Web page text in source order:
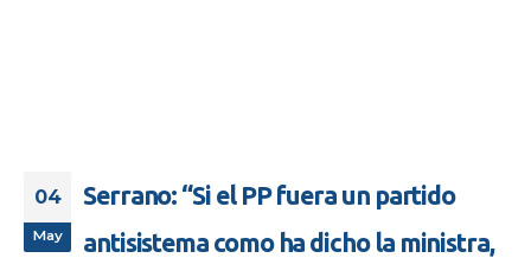
04
May
Serrano: “Si el PP fuera un partido
antisistema como ha dicho la ministra,